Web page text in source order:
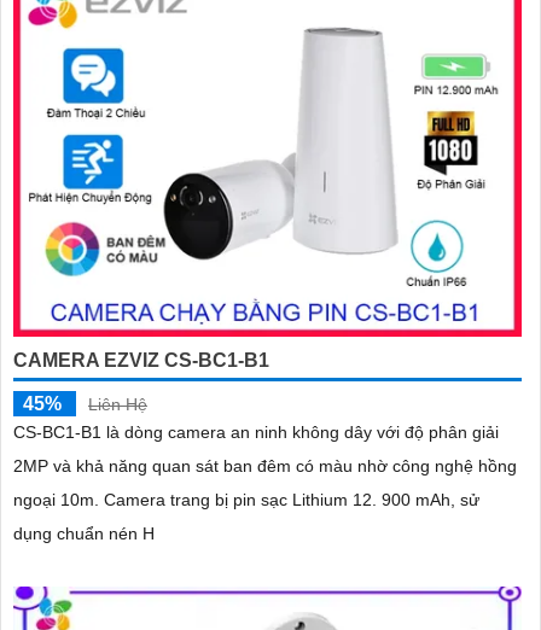
CAMERA EZVIZ CS-BC1-B1
45%
Liên Hệ
CS-BC1-B1 là dòng camera an ninh không dây với độ phân giải
2MP và khả năng quan sát ban đêm có màu nhờ công nghệ hồng
ngoại 10m. Camera trang bị pin sạc Lithium 12. 900 mAh, sử
dụng chuẩn nén H